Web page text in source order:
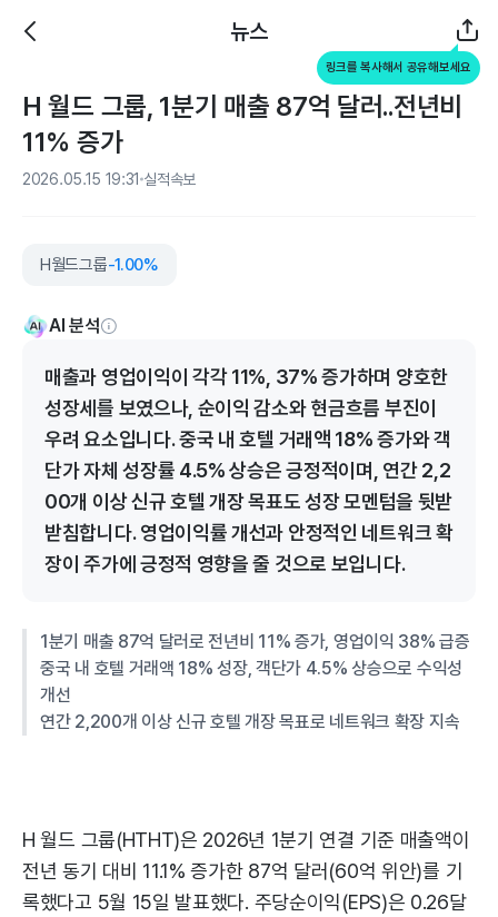
뉴스
링크를 복사해서 공유해보세요
H 월드 그룹, 1분기 매출 87억 달러..전년비
11% 증가
2026.05.15 19:31 실적속보
H월드그룹-1.00%
AI 분석
매출과 영업이익이 각각 11%, 37% 증가하며 양호한
성장세를 보였으나, 순이익 감소와 현금흐름 부진이
우려 요소입니다. 중국 내 호텔 거래액 18% 증가와 객
단가 자체 성장률 4.5% 상승은 긍정적이며, 연간 2,2
00개 이상 신규 호텔 개장 목표도 성장 모멘텀을 뒷받
받침합니다. 영업이익률 개선과 안정적인 네트워크 확
장이 주가에 긍정적 영향을 줄 것으로 보입니다.
1분기 매출 87억 달러로 전년비 11% 증가, 영업이익 38% 급증
중국 내 호텔 거래액 18% 성장, 객단가 4.5% 상승으로 수익성
개선
연간 2,200개 이상 신규 호텔 개장 목표로 네트워크 확장 지속
H 월드 그룹(HTHT)은 2026년 1분기 연결 기준 매출액이
전년 동기 대비 11.1% 증가한 87억 달러(60억 위안)를 기
록했다고 5월 15일 발표했다. 주당순이익(EPS)은 0.26달